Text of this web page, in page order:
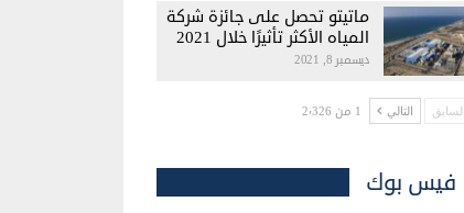
ماتيتو تحصل على جائزة شركة
المياه الأكثر تأثيرًا خلال 2021
ديسمبر 8, 2021
السابق التالي 1 من 2٬326
فيس بوك